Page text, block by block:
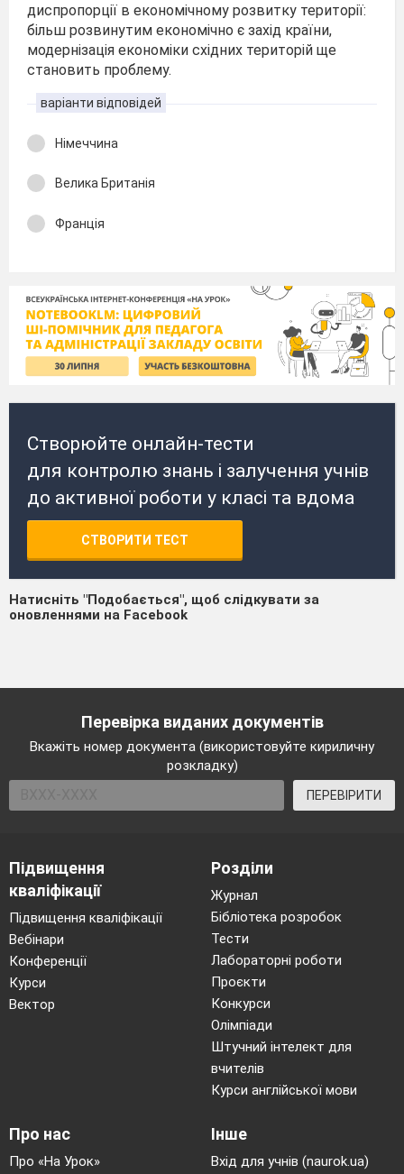
диспропорції в економічному розвитку території:
більш розвинутим економічно є захід країни,
модернізація економіки східних територій ще
становить проблему.
варіанти відповідей
Німеччина
Велика Британія
Франція
Створюйте онлайн-тести
для контролю знань і залучення учнів
до активної роботи у класі та вдома
СТВОРИТИ ТЕСТ
Натисніть "Подобається", щоб слідкувати за
оновленнями на Facebook
Перевірка виданих документів
Вкажіть номер документа (використовуйте кириличну
розкладку)
ПЕРЕВІРИТИ
Підвищення
кваліфікації
Підвищення кваліфікації
Вебінари
Конференції
Курси
Вектор
Розділи
Журнал
Бібліотека розробок
Тести
Лабораторні роботи
Проєкти
Конкурси
Олімпіади
Штучний інтелект для
вчителів
Курси англійської мови
Про нас
Про «На Урок»
Інше
Вхід для учнів (naurok.ua)